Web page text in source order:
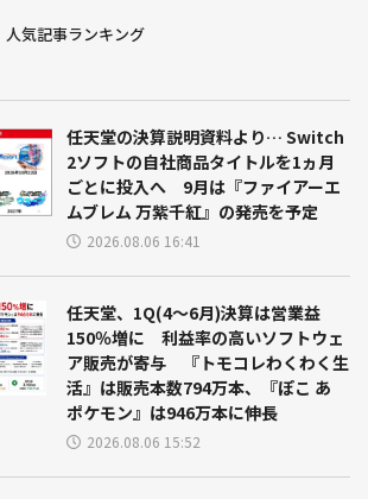
人気記事ランキング
任天堂の決算説明資料より… Switch
2ソフトの自社商品タイトルを1ヵ月
ごとに投入へ 9月は『ファイアーエ
ムブレム 万紫千紅』の発売を予定
2026.08.06 16:41
任天堂、1Q(4～6月)決算は営業益
150％増に 利益率の高いソフトウェ
ア販売が寄与 『トモコレわくわく生
活』は販売本数794万本、『ぽこ あ
ポケモン』は946万本に伸長
2026.08.06 15:52